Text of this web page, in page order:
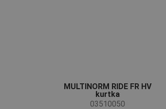
MULTINORM RIDE FR HV
kurtka
03510050